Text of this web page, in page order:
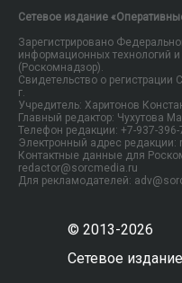
Сетевое издание
Зарегистрировано
информационных технологий
(Роскомнадзор).
Свидетельство о
г.
Учредитель: Харитонов
Главный редактор: Чухутова
Телефон редакции: +7-937-396-
Электронный адрес
Контактные данные для
redactor@sorcmedia.ru
Для рекламодателей:
© 2013-2026
Сетевое